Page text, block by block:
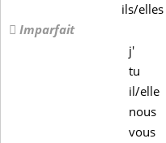
ils/elles
Imparfait
j'
tu
il/elle
nous
vous